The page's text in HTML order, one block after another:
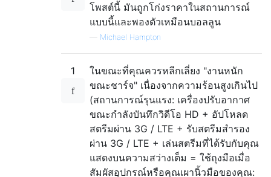
โพสต์นี้ มันถูกโก่งราคาในสถานการณ์
แบบนี้และพองตัวเหมือนบอลลูน
— Michael Hampton
1
ในขณะที่คุณควรหลีกเลี่ยง "งานหนัก
ขณะชาร์จ" เนื่องจากความร้อนสูงเกินไป
(สถานการณ์รุนแรง: เครื่องปรับอากาศ
ขณะกำลังบันทึกวิดีโอ HD + อัปโหลด
สตรีมผ่าน 3G / LTE + รับสตรีมสำรอง
ผ่าน 3G / LTE + เล่นสตรีมที่ได้รับกับคุณ
แสดงบนความสว่างเต็ม = ใช้ถุงมือเมื่อ
สัมผัสอุปกรณ์หรือคุณเผานิ้วมือของคุณ: